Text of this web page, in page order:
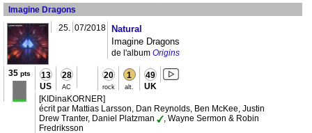
Imagine Dragons
25. 07/2018
Natural
Imagine Dragons
de l'album Origins
35 pts 13
US
28
AC
20
rock
1
alt.
49
UK
[KIDinaKORNER]
écrit par Mattias Larsson, Dan Reynolds, Ben McKee, Justin
Drew Tranter, Daniel Platzman
, Wayne Sermon & Robin
Fredriksson